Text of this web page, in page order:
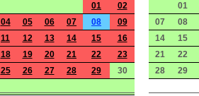
01
02
04 05 06 07 08
09
11 12 13 14 15
16
18 19 20 21 22
23
25 26 27 28 29
30
01
07
08
14
15
21
22
28
29